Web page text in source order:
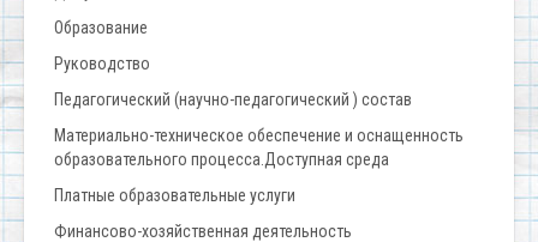
Образование
Руководство
Педагогический (научно-педагогический ) состав
Материально-техническое обеспечение и оснащенность
образовательного процесса.Доступная среда
Платные образовательные услуги
Финансово-хозяйственная деятельность